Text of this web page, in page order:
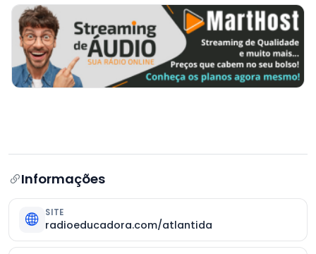
Informações
SITE
radioeducadora.com/atlantida